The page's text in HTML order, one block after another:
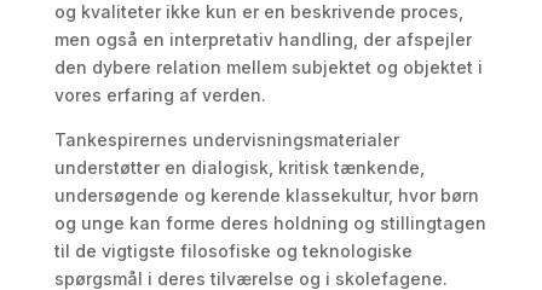
og kvaliteter ikke kun er en beskrivende proces,
men også en interpretativ handling, der afspejler
den dybere relation mellem subjektet og objektet i
vores erfaring af verden.
Tankespirernes undervisningsmaterialer
understøtter en dialogisk, kritisk tænkende,
undersøgende og kerende klassekultur, hvor børn
og unge kan forme deres holdning og stillingtagen
til de vigtigste filosofiske og teknologiske
spørgsmål i deres tilværelse og i skolefagene.